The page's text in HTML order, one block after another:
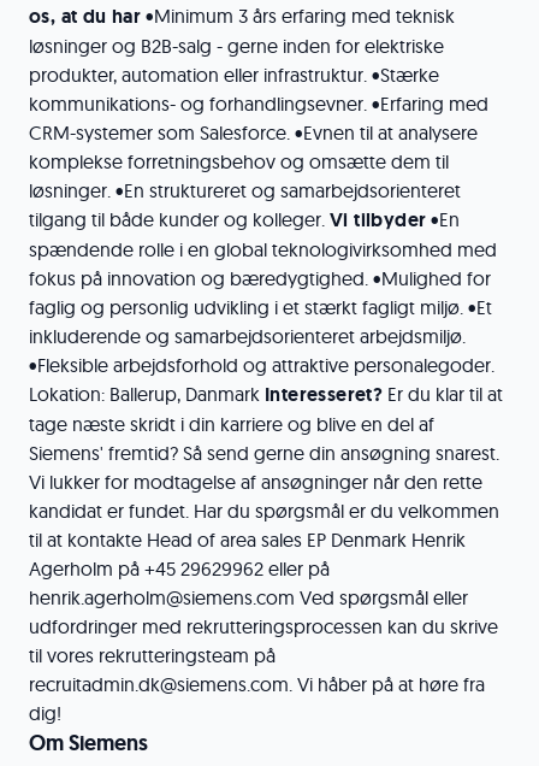
os, at du har •Minimum 3 års erfaring med teknisk
løsninger og B2B-salg - gerne inden for elektriske
produkter, automation eller infrastruktur. •Stærke
kommunikations- og forhandlingsevner. •Erfaring med
CRM-systemer som Salesforce. •Evnen til at analysere
komplekse forretningsbehov og omsætte dem til
løsninger. •En struktureret og samarbejdsorienteret
tilgang til både kunder og kolleger. Vi tilbyder •En
spændende rolle i en global teknologivirksomhed med
fokus på innovation og bæredygtighed. •Mulighed for
faglig og personlig udvikling i et stærkt fagligt miljø. •Et
inkluderende og samarbejdsorienteret arbejdsmiljø.
•Fleksible arbejdsforhold og attraktive personalegoder.
Lokation: Ballerup, Danmark Interesseret? Er du klar til at
tage næste skridt i din karriere og blive en del af
Siemens' fremtid? Så send gerne din ansøgning snarest.
Vi lukker for modtagelse af ansøgninger når den rette
kandidat er fundet. Har du spørgsmål er du velkommen
til at kontakte Head of area sales EP Denmark Henrik
Agerholm på +45 29629962 eller på
henrik.agerholm@siemens.com Ved spørgsmål eller
udfordringer med rekrutteringsprocessen kan du skrive
til vores rekrutteringsteam på
recruitadmin.dk@siemens.com. Vi håber på at høre fra
dig!
Om Siemens